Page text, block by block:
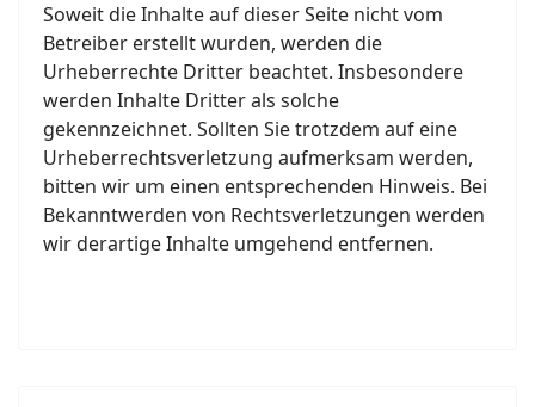
Soweit die Inhalte auf dieser Seite nicht vom
Betreiber erstellt wurden, werden die
Urheberrechte Dritter beachtet. Insbesondere
werden Inhalte Dritter als solche
gekennzeichnet. Sollten Sie trotzdem auf eine
Urheberrechtsverletzung aufmerksam werden,
bitten wir um einen entsprechenden Hinweis. Bei
Bekanntwerden von Rechtsverletzungen werden
wir derartige Inhalte umgehend entfernen.